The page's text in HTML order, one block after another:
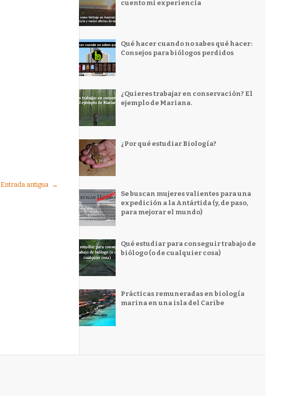
Entrada antigua →
cuento mi experiencia
Qué hacer cuando no sabes qué hacer:
Consejos para biólogos perdidos
¿Quieres trabajar en conservación? El
ejemplo de Mariana.
¿Por qué estudiar Biología?
Se buscan mujeres valientes para una
expedición a la Antártida (y, de paso,
para mejorar el mundo)
Qué estudiar para conseguir trabajo de
biólogo (o de cualquier cosa)
Prácticas remuneradas en biología
marina en una isla del Caribe